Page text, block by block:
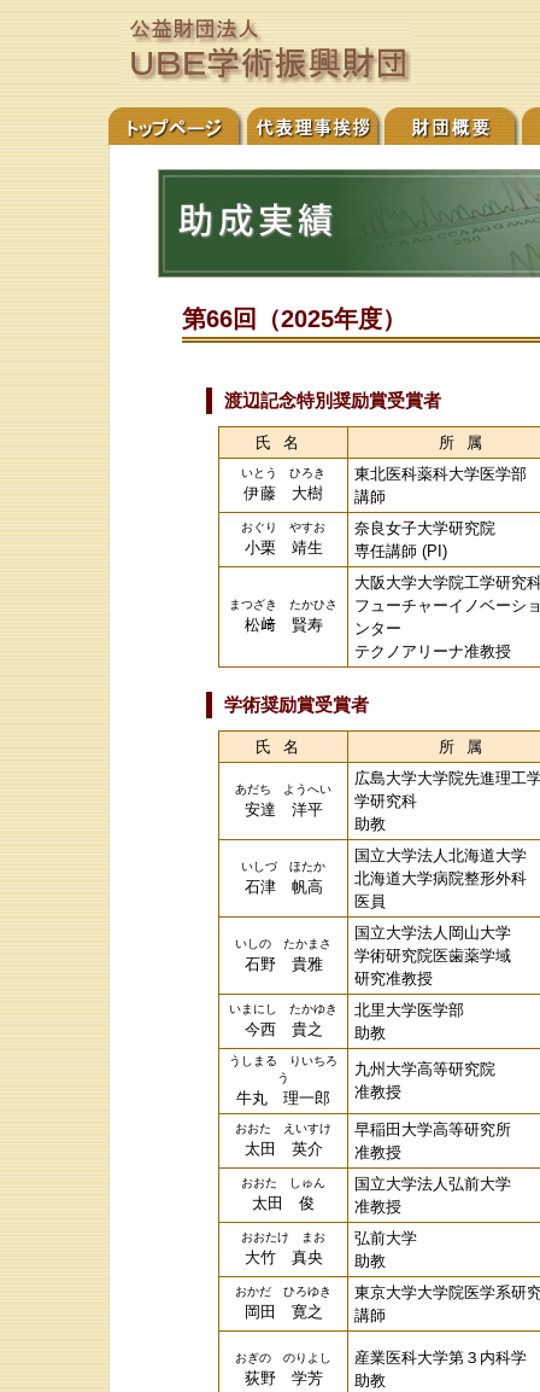
第66回（2025年度）
渡辺記念特別奨励賞受賞者
氏名 所属
いとう ひろき
伊藤 大樹
東北医科薬科大学医学部
講師
おぐり やすお
小栗 靖生
奈良女子大学研究院
専任講師 (PI)
まつざき たかひさ
松﨑 賢寿
大阪大学大学院工学研究
フューチャーイノベーシ
ンター
テクノアリーナ准教授
学術奨励賞受賞者
氏名 所属
あだち ようへい
安達 洋平
広島大学大学院先進理工
学研究科
助教
いしづ ほたか
石津 帆高
国立大学法人北海道大学
北海道大学病院整形外科
医員
いしの たかまさ
石野 貴雅
国立大学法人岡山大学
学術研究院医歯薬学域
研究准教授
いまにし たかゆき
今西 貴之
北里大学医学部
助教
うしまる りいちろ
う
牛丸 理一郎
九州大学高等研究院
准教授
おおた えいすけ
太田 英介
早稲田大学高等研究所
准教授
おおた しゅん
太田 俊
国立大学法人弘前大学
准教授
おおたけ まお
大竹 真央
弘前大学
助教
おかだ ひろゆき
岡田 寛之
東京大学大学院医学系研
講師
おぎの のりよし
荻野 学芳
産業医科大学第３内科学
助教